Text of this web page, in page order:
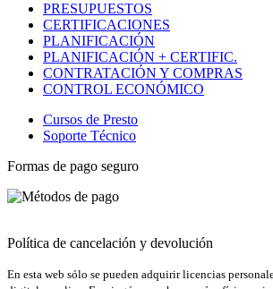
PRESUPUESTOS
CERTIFICACIONES
PLANIFICACIÓN
PLANIFICACIÓN + CERTIFIC.
CONTRATACIÓN Y COMPRAS
CONTROL ECONÓMICO
Cursos de Presto
Soporte Técnico
Formas de pago seguro
Política de cancelación y devolución
En esta web sólo se pueden adquirir licencias